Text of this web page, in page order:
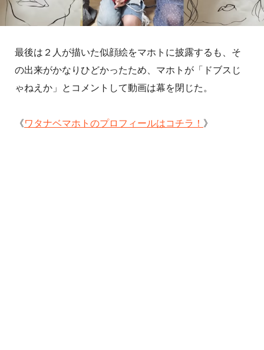
最後は２人が描いた似顔絵をマホトに披露するも、そ
の出来がかなりひどかったため、マホトが「ドブスじ
ゃねえか」とコメントして動画は幕を閉じた。
《ワタナベマホトのプロフィールはコチラ！ 》